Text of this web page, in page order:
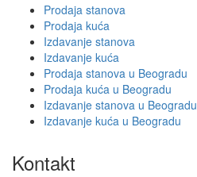
Prodaja stanova
Prodaja kuća
Izdavanje stanova
Izdavanje kuća
Prodaja stanova u Beogradu
Prodaja kuća u Beogradu
Izdavanje stanova u Beogradu
Izdavanje kuća u Beogradu
Kontakt